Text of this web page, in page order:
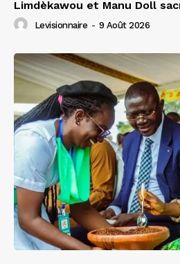
Limdèkawou et Manu Doll
Levisionnaire - 9 Août 2026